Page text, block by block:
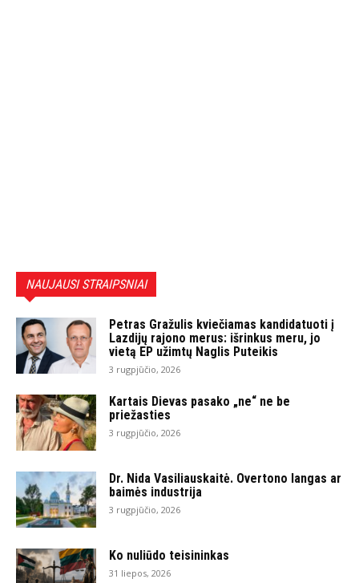
NAUJAUSI STRAIPSNIAI
Petras Gražulis kviečiamas kandidatuoti į
Lazdijų rajono merus: išrinkus meru, jo
vietą EP užimtų Naglis Puteikis
3 rugpjūčio, 2026
Kartais Dievas pasako „ne“ ne be
priežasties
3 rugpjūčio, 2026
Dr. Nida Vasiliauskaitė. Overtono langas ar
baimės industrija
3 rugpjūčio, 2026
Ko nuliūdo teisininkas
31 liepos, 2026